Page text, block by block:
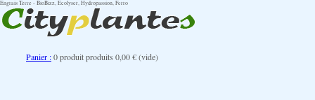
Engrais Terre - BioBizz, Ecolyser, Hydropassion, Ferro
Panier :0produitproduits 0,00 €(vide)